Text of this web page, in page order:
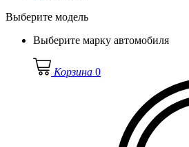
Выберите модель
Выберите марку автомобиля
Корзина 0